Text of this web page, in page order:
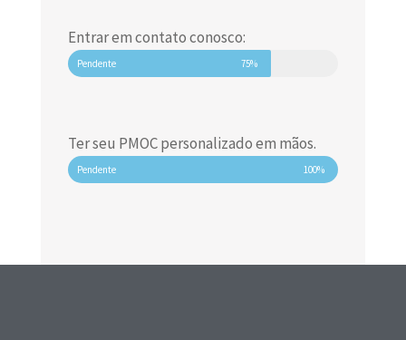
Entrar em contato conosco:
Pendente 75%
Ter seu PMOC personalizado em mãos.
Pendente 100%